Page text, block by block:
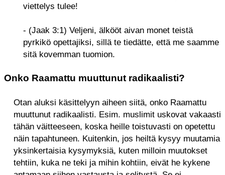
viettelys tulee!
- (Jaak 3:1) Veljeni, älkööt aivan monet teistä
pyrkikö opettajiksi, sillä te tiedätte, että me saamme
sitä kovemman tuomion.
Onko Raamattu muuttunut radikaalisti?
Otan aluksi käsittelyyn aiheen siitä, onko Raamattu
muuttunut radikaalisti. Esim. muslimit uskovat vakaasti
tähän väitteeseen, koska heille toistuvasti on opetettu
näin tapahtuneen. Kuitenkin, jos heiltä kysyy muutamia
yksinkertaisia kysymyksiä, kuten milloin muutokset
tehtiin, kuka ne teki ja mihin kohtiin, eivät he kykene